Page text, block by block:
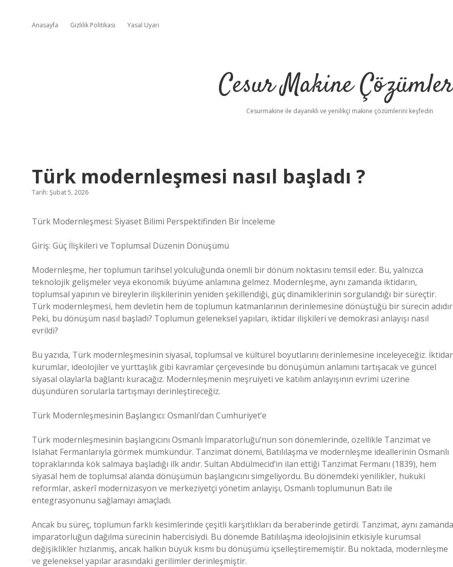
Anasayfa Gizlilik Politikası Yasal Uyarı
Cesur Makine
Cesurmakine ile dayanıklı ve yenilikçi makine çözümlerini keşfedin
Türk modernleşmesi nasıl başladı ?
Tarih: Şubat 5, 2026
Türk Modernleşmesi: Siyaset Bilimi Perspektifinden Bir İnceleme
Giriş: Güç İlişkileri ve Toplumsal Düzenin Dönüşümü
Modernleşme, her toplumun tarihsel yolculuğunda önemli bir dönüm noktasını temsil eder. Bu, yalnızca
teknolojik gelişmeler veya ekonomik büyüme anlamına gelmez. Modernleşme, aynı zamanda iktidarın,
toplumsal yapının ve bireylerin ilişkilerinin yeniden şekillendiği, güç dinamiklerinin sorgulandığı bir süreçtir.
Türk modernleşmesi, hem devletin hem de toplumun katmanlarının derinlemesine dönüştüğü bir sürecin
Peki, bu dönüşüm nasıl başladı? Toplumun geleneksel yapıları, iktidar ilişkileri ve demokrasi anlayışı nasıl
evrildi?
Bu yazıda, Türk modernleşmesinin siyasal, toplumsal ve kültürel boyutlarını derinlemesine inceleyeceğiz.
kurumlar, ideolojiler ve yurttaşlık gibi kavramlar çerçevesinde bu dönüşümün anlamını tartışacak ve güncel
siyasal olaylarla bağlantı kuracağız. Modernleşmenin meşruiyeti ve katılım anlayışının evrimi üzerine
düşündüren sorularla tartışmayı derinleştireceğiz.
Türk Modernleşmesinin Başlangıcı: Osmanlı’dan Cumhuriyet’e
Türk modernleşmesinin başlangıcını Osmanlı İmparatorluğu’nun son dönemlerinde, özellikle Tanzimat ve
Islahat Fermanlarıyla görmek mümkündür. Tanzimat dönemi, Batılılaşma ve modernleşme ideallerinin Osmanlı
topraklarında kök salmaya başladığı ilk andır. Sultan Abdülmecid’in ilan ettiği Tanzimat Fermanı (1839), hem
siyasal hem de toplumsal alanda dönüşümün başlangıcını simgeliyordu. Bu dönemdeki yenilikler, hukuki
reformlar, askerî modernizasyon ve merkeziyetçi yönetim anlayışı, Osmanlı toplumunun Batı ile
entegrasyonunu sağlamayı amaçladı.
Ancak bu süreç, toplumun farklı kesimlerinde çeşitli karşıtlıkları da beraberinde getirdi. Tanzimat, aynı zamanda
imparatorluğun dağılma sürecinin habercisiydi. Bu dönemde Batılılaşma ideolojisinin etkisiyle kurumsal
değişiklikler hızlanmış, ancak halkın büyük kısmı bu dönüşümü içselleştirememiştir. Bu noktada, modernleşme
ve geleneksel yapılar arasındaki gerilimler derinleşmiştir.